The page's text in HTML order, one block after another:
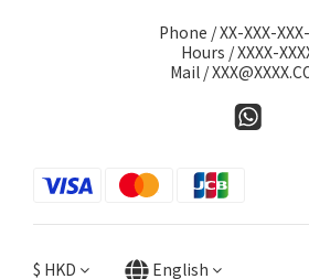
Phone / XX-XXX-
Hours / XXXX-
Mail /
$ HKD English